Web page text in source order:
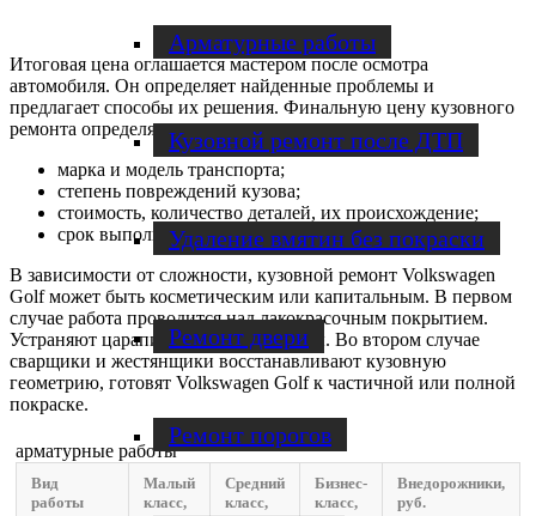
Арматурные работы
Кузовной ремонт после ДТП
Удаление вмятин без покраски
Ремонт двери
Ремонт порогов
Итоговая цена оглашается мастером после осмотра
автомобиля. Он определяет найденные проблемы и
предлагает способы их решения. Финальную цену кузовного
ремонта определяют:
марка и модель транспорта;
степень повреждений кузова;
стоимость, количество деталей, их происхождение;
срок выполнения ремонта.
В зависимости от сложности, кузовной ремонт Volkswagen
Golf может быть косметическим или капитальным. В первом
случае работа проводится над лакокрасочным покрытием.
Устраняют царапины, вмятины, сколы. Во втором случае
сварщики и жестянщики восстанавливают кузовную
геометрию, готовят Volkswagen Golf к частичной или полной
покраске.
арматурные работы
Вид
работы
Малый
класс,
Средний
класс,
Бизнес-
класс,
Внедорожники,
руб.